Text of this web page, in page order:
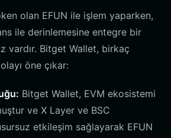
olan EFUN ile işlem yaparken,
ile derinlemesine entegre bir
vardır. Bitget Wallet, birkaç
öne çıkar:
Bitget Wallet, EVM ekosistemi
ve X Layer ve BSC
etkileşim sağlayarak EFUN